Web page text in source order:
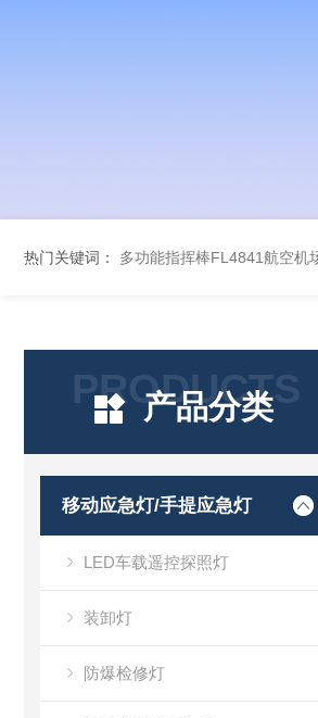
热门关键词： 多功能指挥棒FL4841航空机
PRODUCTS
产品分类
移动应急灯/手提应急灯
LED车载遥控探照灯
装卸灯
防爆检修灯